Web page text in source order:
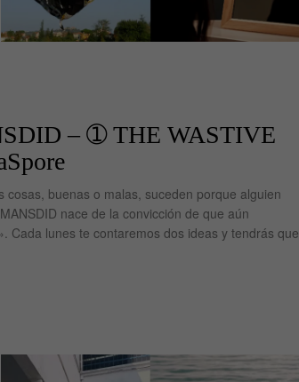
– ➀ THE WASTIVE
cosas, buenas o malas, suceden porque alguien
nace de la convicción de que aún
Cada lunes te contaremos dos ideas y tendrás que